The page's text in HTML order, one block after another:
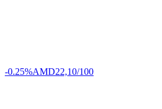
-0.25%AMD22,10/100